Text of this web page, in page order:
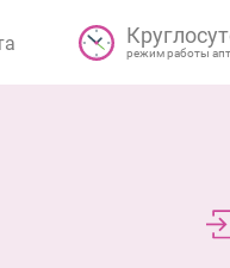
режим работы